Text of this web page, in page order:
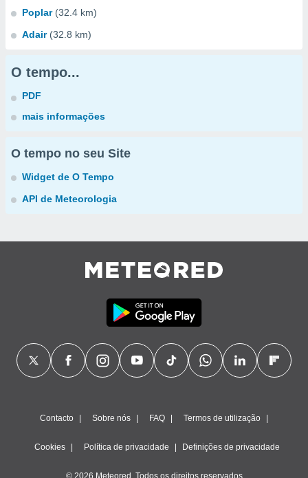
Poplar (32.4 km)
Adair (32.8 km)
O tempo...
PDF
mais informações
O tempo no seu Site
Widget de O Tempo
API de Meteorologia
Contacto Sobre nós FAQ Termos de utilização
Cookies Política de privacidade Definições de privacidade
© 2026 Meteored. Todos os direitos reservados